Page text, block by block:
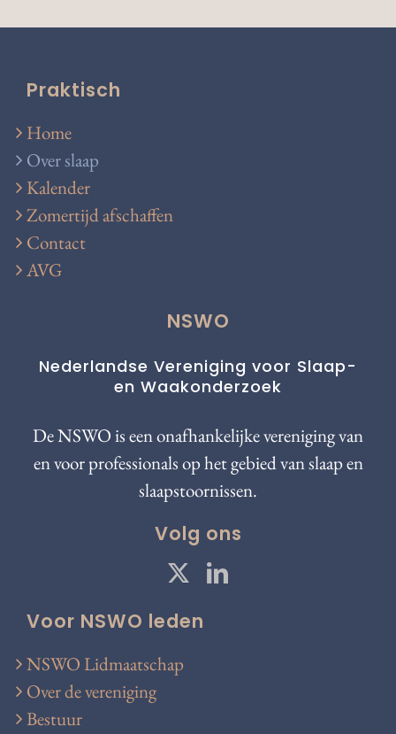
Praktisch
Home
Over slaap
Kalender
Zomertijd afschaffen
Contact
AVG
NSWO
Nederlandse Vereniging voor Slaap-
en Waakonderzoek
De NSWO is een onafhankelijke vereniging van
en voor professionals op het gebied van slaap en
slaapstoornissen.
Volg ons
Voor NSWO leden
NSWO Lidmaatschap
Over de vereniging
Bestuur